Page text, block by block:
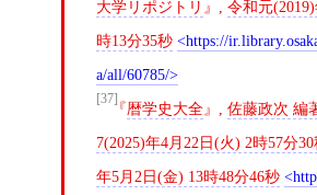
大学リポジトリ
令和元
時13分35秒
https://
a/all/60785/
[37]
暦学史大全 ,佐藤政次 編
7(2025)年4月22日(火) 2時57分30
年5月2日(金) 13時48分46秒